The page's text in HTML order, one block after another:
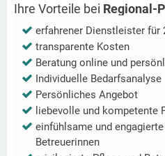
Ihre Vorteile bei Regional-
erfahrener Dienstleister für
transparente Kosten
Beratung online und
Individuelle Bedarfsanalyse
Persönliches Angebot
liebevolle und kompetente
einfühlsame und
Betreuerinnen